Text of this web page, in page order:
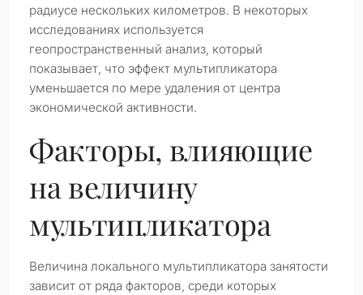
радиусе нескольких километров. В некоторых
исследованиях используется
геопространственный анализ, который
показывает, что эффект мультипликатора
уменьшается по мере удаления от центра
экономической активности.
Факторы, влияющие
на величину
мультипликатора
Величина локального мультипликатора занятости
зависит от ряда факторов, среди которых